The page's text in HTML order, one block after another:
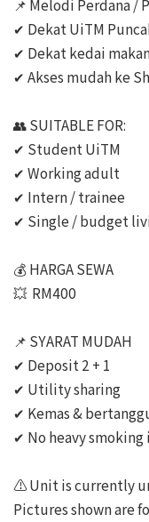
📌 Melodi Perdana /
✔ Dekat UiTM
✔ Dekat kedai
✔ Akses mudah ke
👥 SUITABLE FOR:
✔ Student UiTM
✔ Working adult
✔ Intern / trainee
✔ Single / budget
💰 HARGA SEWA
💥  RM400
📌 SYARAT MUDAH
✔ Deposit 2 + 1
✔ Utility sharing
✔ Kemas &
✔ No heavy smoking
⚠️ Unit is currently
Pictures shown are